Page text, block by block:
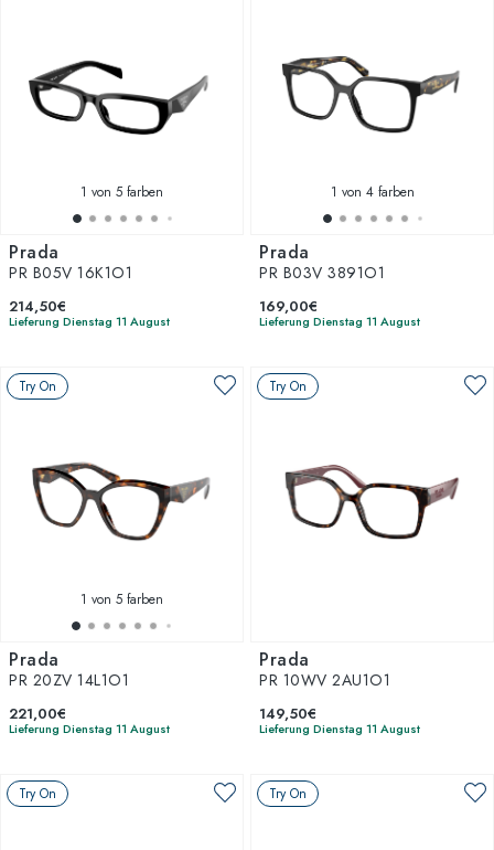
1 von 5 farben
Prada
PR B05V 16K1O1
214,50€
Lieferung Dienstag 11 August
1 von 4 farben
Prada
PR B03V 3891O1
169,00€
Lieferung Dienstag 11 August
Try On
1 von 5 farben
Prada
PR 20ZV 14L1O1
221,00€
Lieferung Dienstag 11 August
Try On
Prada
PR 10WV 2AU1O1
149,50€
Lieferung Dienstag 11 August
Try On Try On